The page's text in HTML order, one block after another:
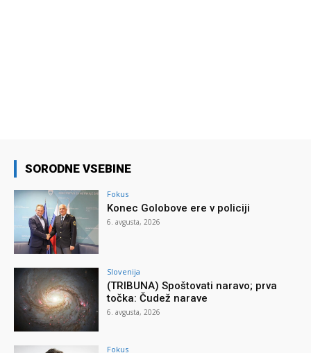
SORODNE VSEBINE
Fokus
Konec Golobove ere v policiji
6. avgusta, 2026
Slovenija
(TRIBUNA) Spoštovati naravo; prva
točka: Čudež narave
6. avgusta, 2026
Fokus